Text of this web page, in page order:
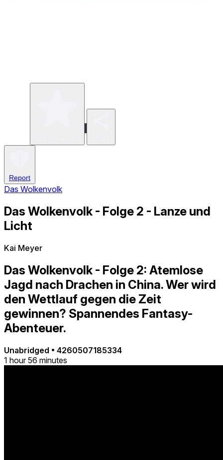
Report
Das Wolkenvolk
Das Wolkenvolk - Folge 2 - Lanze und
Licht
Kai Meyer
Das Wolkenvolk - Folge 2: Atemlose
Jagd nach Drachen in China. Wer wird
den Wettlauf gegen die Zeit
gewinnen? Spannendes Fantasy-
Abenteuer.
Unabridged • 4260507185334
1 hour 56 minutes